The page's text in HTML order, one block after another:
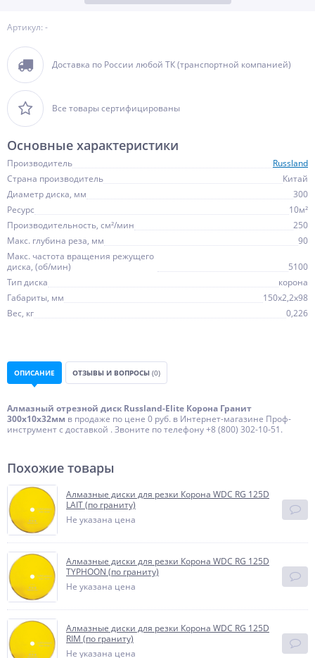
Артикул: -
Доставка по России любой ТК (транспортной компанией)
Все товары сертифицированы
Основные характеристики
Производитель
Russland
Страна производитель
Китай
Диаметр диска, мм
300
Ресурс
10м²
Производительность, см²/мин
250
Макс. глубина реза, мм
90
Макс. частота вращения режущего
диска, (об/мин)
5100
Тип диска
корона
Габариты, мм
150х2,2х98
Вес, кг
0,226
ОПИСАНИЕ ОТЗЫВЫ И ВОПРОСЫ (0)
Алмазный отрезной диск Russland-Elite Корона Гранит
300х10х32мм в продаже по цене 0 руб. в Интернет-магазине Проф-
инструмент с доставкой . Звоните по телефону +8 (800) 302-10-51.
Похожие товары
Алмазные диски для резки Корона WDC RG 125D
LAIT (по граниту)
Не указана цена
Алмазные диски для резки Корона WDC RG 125D
TYPHOON (по граниту)
Не указана цена
Алмазные диски для резки Корона WDC RG 125D
RIM (по граниту)
Не указана цена